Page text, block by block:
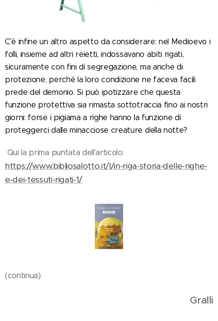
C'è infine un altro aspetto da considerare: nel Medioevo i
folli, insieme ad altri reietti, indossavano abiti rigati,
sicuramente con fini di segregazione, ma anche di
protezione, perché la loro condizione ne faceva facili
prede del demonio. Si può ipotizzare che questa
funzione protettiva sia rimasta sottotraccia fino ai nostri
giorni: forse i pigiama a righe hanno la funzione di
proteggerci dalle minacciose creature della notte?
Qui la prima puntata dell'articolo:
https://www.bibliosalotto.it/l/in-riga-storia-delle-righe-
e-dei-tessuti-rigati-1/
(continua)
Gralli